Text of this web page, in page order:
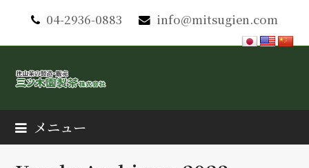
04-2936-0883 info@mitsugien.com
メニュー